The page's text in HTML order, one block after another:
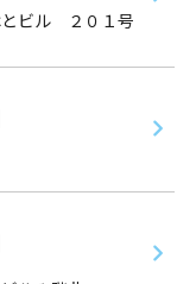
ビル ２０１号